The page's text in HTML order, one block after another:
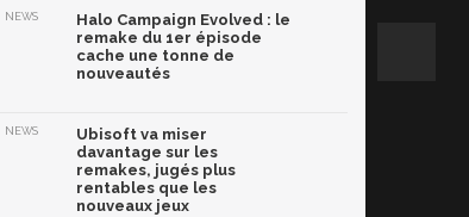
NEWS
Halo Campaign Evolved : le
remake du 1er épisode
cache une tonne de
nouveautés
NEWS
Ubisoft va miser
davantage sur les
remakes, jugés plus
rentables que les
nouveaux jeux